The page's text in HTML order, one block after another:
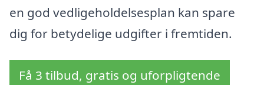
en god vedligeholdelsesplan kan spare
dig for betydelige udgifter i fremtiden.
Få 3 tilbud, gratis og uforpligtende